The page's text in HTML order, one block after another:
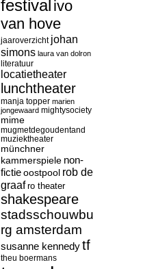
festival ivo
van hove
jaaroverzicht johan
simons laura van dolron
literatuur
locatietheater
lunchtheater
manja topper marien
jongewaard mightysociety
mime
mugmetdegoudentand
muziektheater
münchner
kammerspiele non-
fictieoostpool rob de
graaf ro theater
shakespeare
stadsschouwbu
rg amsterdam
susanne kennedytf
theu boermans